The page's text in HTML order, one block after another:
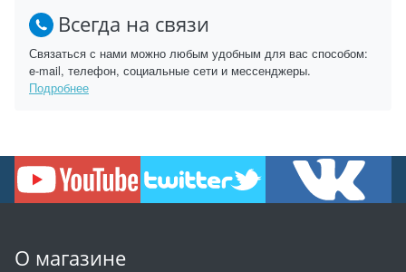
Всегда на связи
Связаться с нами можно любым удобным для вас способом:
e-mail, телефон, социальные сети и мессенджеры.
Подробнее
О магазине